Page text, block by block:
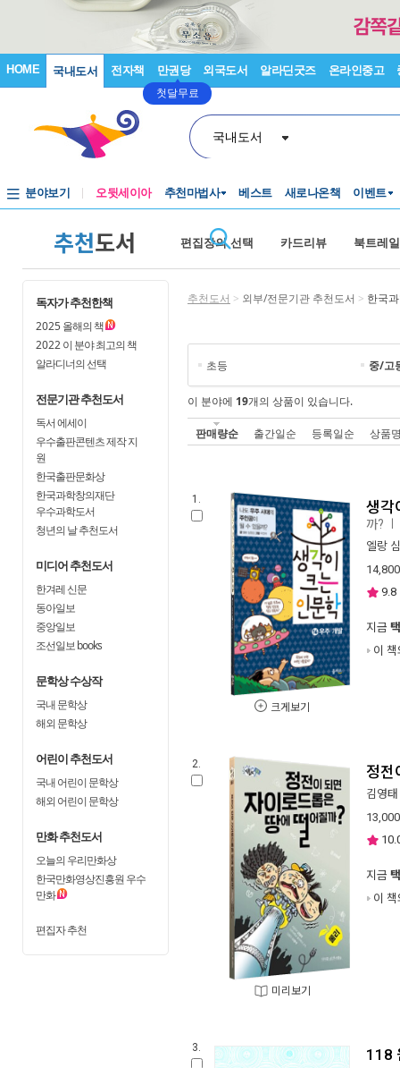
HOME 국내도서 전자책 만권당
첫달무료
외국도서 알라딘굿즈 온라인중고
국내도서
분야보기 오뒷세이아 추천마법사 베스트 새로나온책 이벤트
추천도서 편집장의 선택 카드리뷰 북트레
독자가 추천한책
2025올해의 책
2022이 분야 최고의 책
알라디너의 선택
전문기관 추천도서
독서 에세이
우수출판콘텐츠 제작 지
원
한국출판문화상
한국과학창의재단
우수과학도서
청년의 날 추천도서
미디어 추천도서
한겨레 신문
동아일보
중앙일보
조선일보 books
문학상 수상작
국내 문학상
해외 문학상
어린이 추천도서
국내 어린이 문학상
해외 어린이 문학상
만화 추천도서
오늘의 우리만화상
한국만화영상진흥원 우수
만화
편집자 추천
추천도서 > 외부/전문기관 추천도서 > 한국
초등 중/고
이 분야에 19개의 상품이 있습니다.
판매량순 출간일순 등록일순 상품
1.
크게보기
생각
까?
ㅣ
엘랑
14,800
9.8
지금
이
2.
미리보기
정전
김영태
13,000
지금
이
3. 118